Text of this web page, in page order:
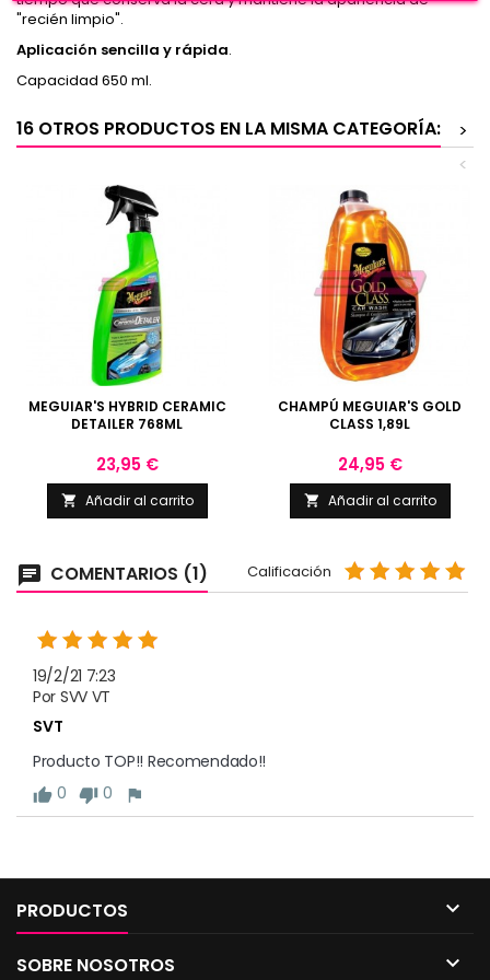
"recién limpio".
Aplicación sencilla y rápida.
Capacidad 650 ml.
16 OTROS PRODUCTOS EN LA MISMA CATEGORÍA:
>
<
MEGUIAR'S HYBRID CERAMIC
DETAILER 768ML
Precio
23,95 €
 Añadir al carrito
CHAMPÚ MEGUIAR'S GOLD
CLASS 1,89L
Precio
24,95 €
 Añadir al carrito
chat COMENTARIOS (1) Calificación
19/2/21 7:23
Por SVV VT
SVT
Producto TOP!! Recomendado!!
thumb_up 0 thumb_down 0 flag
PRODUCTOS 
SOBRE NOSOTROS 